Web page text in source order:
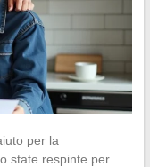
per la
state respinte per